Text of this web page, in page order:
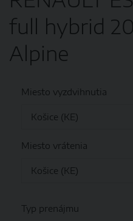
full hybrid
Alpine
Miesto vyzdvihnutia
Miesto vrátenia
Typ prenájmu